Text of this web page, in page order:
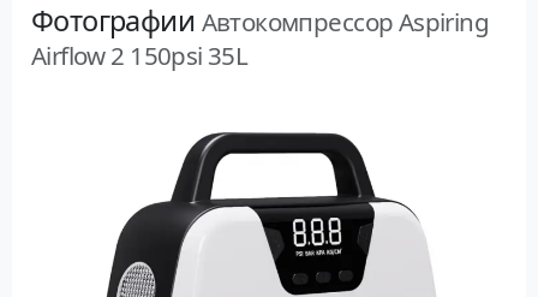
Фотографии Автокомпрессор Aspiring
Airflow 2 150psi 35L